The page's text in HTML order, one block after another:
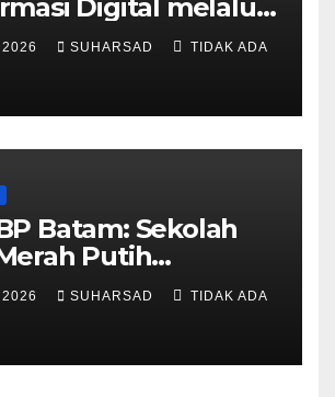
Digital melalui
Super Apps
SUHARSAD TIDAK ADA
Batam: Sekolah
Putih
Pendidikan
Prasejahtera
SUHARSAD TIDAK ADA